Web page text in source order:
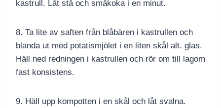
kastrull. Låt stå och småkoka i en minut.
8. Ta lite av saften från blåbären i kastrullen och
blanda ut med potatismjölet i en liten skål alt. glas.
Häll ned redningen i kastrullen och rör om till lagom
fast konsistens.
9. Häll upp kompotten i en skål och låt svalna.